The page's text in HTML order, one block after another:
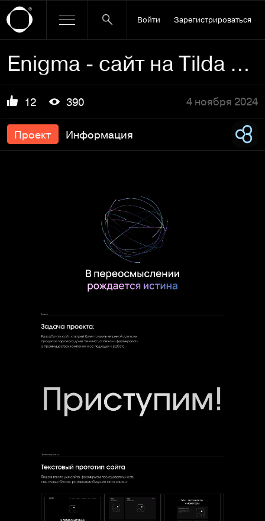
Войти Зарегистрироваться
Enigma - сайт на Tilda для торгового дома
12 390 4 ноября 2024
Проект Информация